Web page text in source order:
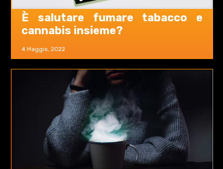
4 Maggio, 2022
È salutare fumare tabacco e
cannabis insieme?